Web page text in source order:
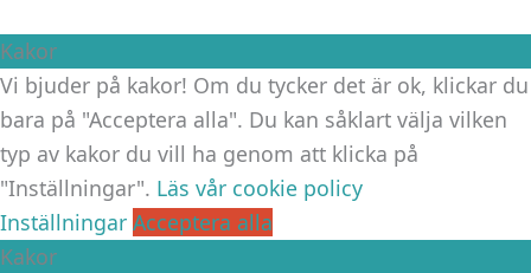
Kakor
Vi bjuder på kakor! Om du tycker det är ok, klickar du
bara på "Acceptera alla". Du kan såklart välja vilken
typ av kakor du vill ha genom att klicka på
"Inställningar". Läs vår cookie policy
Inställningar Acceptera alla
Kakor